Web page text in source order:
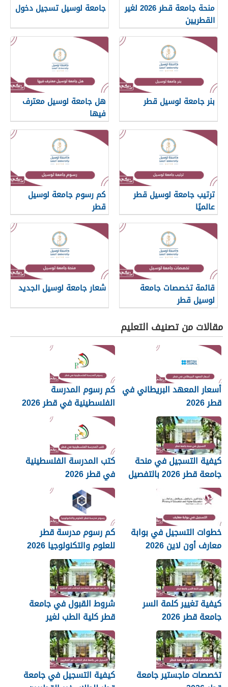
منحة جامعة قطر 2026 لغير
القطريين
جامعة لوسيل تسجيل دخول
بنر جامعة لوسيل قطر
هل جامعة لوسيل معترف
فيها
ترتيب جامعة لوسيل قطر
عالميًا
كم رسوم جامعة لوسيل
قطر
قائمة تخصصات جامعة
لوسيل قطر
شعار جامعة لوسيل الجديد
مقالات من تصنيف التعليم
أسعار المعهد البريطاني في
قطر 2026
كم رسوم المدرسة
الفلسطينية في قطر 2026
كيفية التسجيل في منحة
جامعة قطر 2026 بالتفصيل
كتب المدرسة الفلسطينية
في قطر 2026
خطوات التسجيل في بوابة
معارف أون لاين 2026
كم رسوم مدرسة قطر
للعلوم والتكنولوجيا 2026
كيفية تغيير كلمة السر
جامعة قطر 2026
شروط القبول في جامعة
قطر كلية الطب لغير
القطريين 2026
تخصصات ماجستير جامعة
كيفية التسجيل في جامعة